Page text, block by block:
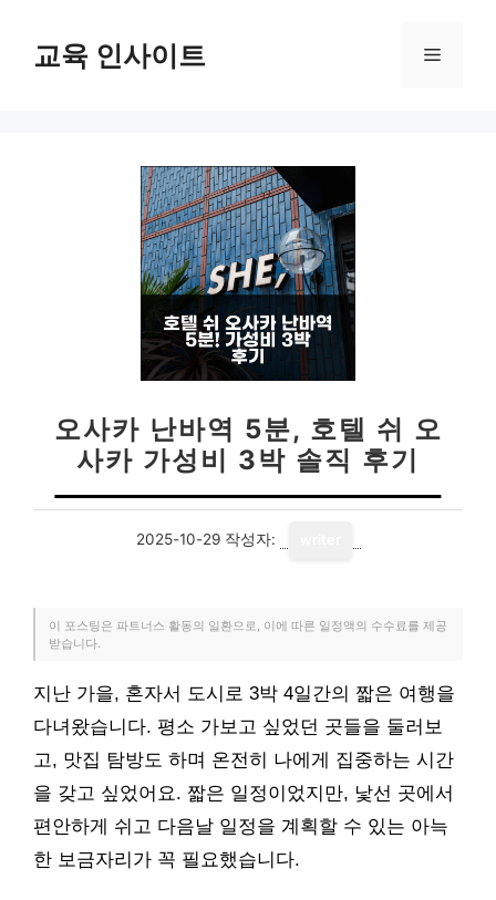
교육 인사이트 메
오사카 난바역 5분, 호텔 쉬 오
사카 가성비 3박 솔직 후기
2025-10-29 작성자:
이 포스팅은 파트너스 활동의 일환으로, 이에 따른 일정액의 수수료를 제공
받습니다.
지난 가을, 혼자서 도시로 3박 4일간의 짧은 여행을
다녀왔습니다. 평소 가보고 싶었던 곳들을 둘러보
고, 맛집 탐방도 하며 온전히 나에게 집중하는 시간
을 갖고 싶었어요. 짧은 일정이었지만, 낯선 곳에서
편안하게 쉬고 다음날 일정을 계획할 수 있는 아늑
한 보금자리가 꼭 필요했습니다.